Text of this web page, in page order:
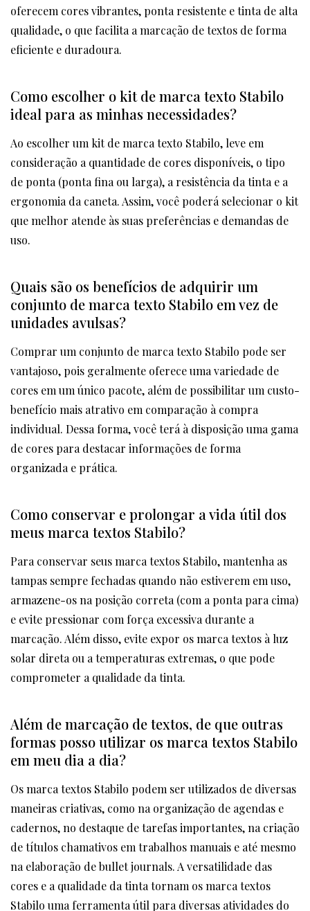
oferecem cores vibrantes, ponta resistente e tinta de alta
qualidade, o que facilita a marcação de textos de forma
eficiente e duradoura.
Como escolher o kit de marca texto Stabilo
ideal para as minhas necessidades?
Ao escolher um kit de marca texto Stabilo, leve em
consideração a quantidade de cores disponíveis, o tipo
de ponta (ponta fina ou larga), a resistência da tinta e a
ergonomia da caneta. Assim, você poderá selecionar o kit
que melhor atende às suas preferências e demandas de
uso.
Quais são os benefícios de adquirir um
conjunto de marca texto Stabilo em vez de
unidades avulsas?
Comprar um conjunto de marca texto Stabilo pode ser
vantajoso, pois geralmente oferece uma variedade de
cores em um único pacote, além de possibilitar um custo-
benefício mais atrativo em comparação à compra
individual. Dessa forma, você terá à disposição uma gama
de cores para destacar informações de forma
organizada e prática.
Como conservar e prolongar a vida útil dos
meus marca textos Stabilo?
Para conservar seus marca textos Stabilo, mantenha as
tampas sempre fechadas quando não estiverem em uso,
armazene-os na posição correta (com a ponta para cima)
e evite pressionar com força excessiva durante a
marcação. Além disso, evite expor os marca textos à luz
solar direta ou a temperaturas extremas, o que pode
comprometer a qualidade da tinta.
Além de marcação de textos, de que outras
formas posso utilizar os marca textos Stabilo
em meu dia a dia?
Os marca textos Stabilo podem ser utilizados de diversas
maneiras criativas, como na organização de agendas e
cadernos, no destaque de tarefas importantes, na criação
de títulos chamativos em trabalhos manuais e até mesmo
na elaboração de bullet journals. A versatilidade das
cores e a qualidade da tinta tornam os marca textos
Stabilo uma ferramenta útil para diversas atividades do